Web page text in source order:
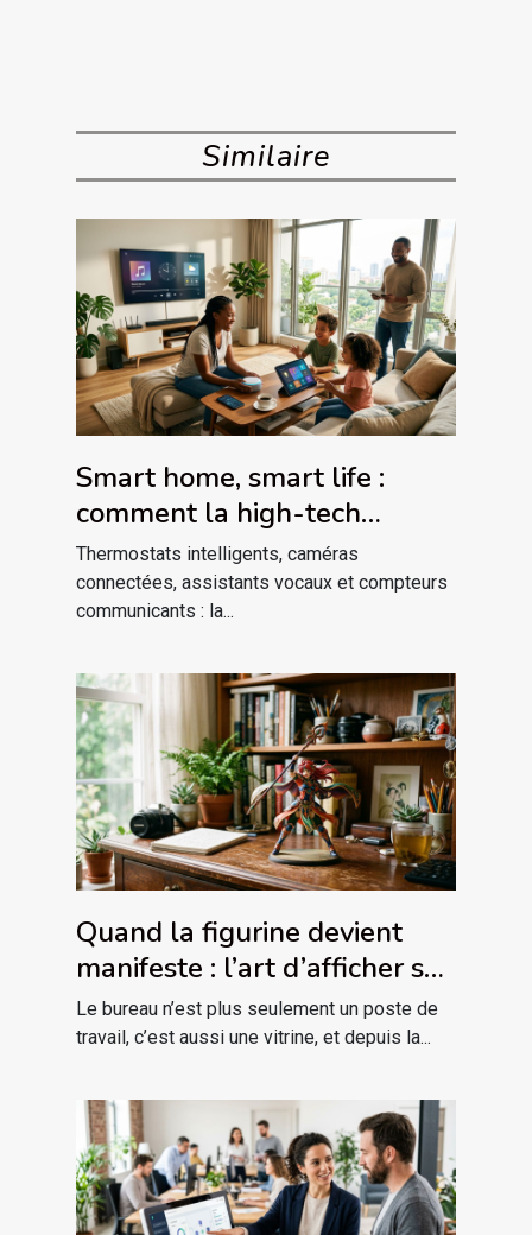
Similaire
Smart home, smart life :
comment la high-tech
redessine nos habitudes
domestiques
Thermostats intelligents, caméras
connectées, assistants vocaux et compteurs
communicants : la...
Quand la figurine devient
manifeste : l’art d’afficher sa
passion sur son bureau
Le bureau n’est plus seulement un poste de
travail, c’est aussi une vitrine, et depuis la...